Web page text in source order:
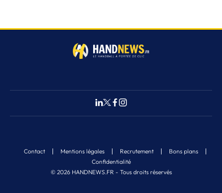
© 2026 HANDNEWS.FR - Tous droits réservés
Contact Mentions légales Recrutement
Bons plans
Confidentialité